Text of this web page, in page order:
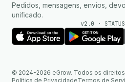
Pedidos, mensagens, envios,
unificado.
v2.0 ·
© 2024-2026 eGrow. Todos os
Política de PrivacidadeTermos de